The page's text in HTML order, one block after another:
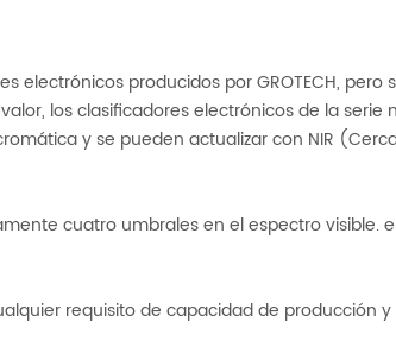
electrónicos producidos por GROTECH,
los clasificadores electrónicos de la serie
y se pueden actualizar con NIR
cuatro umbrales en el espectro visible.
requisito de capacidad de producción